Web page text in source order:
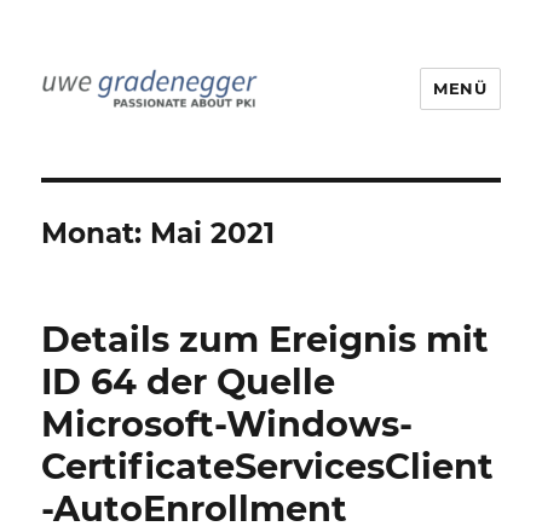
MENÜ
Monat: Mai 2021
Details zum Ereignis mit
ID 64 der Quelle
Microsoft-Windows-
CertificateServicesClient
-AutoEnrollment